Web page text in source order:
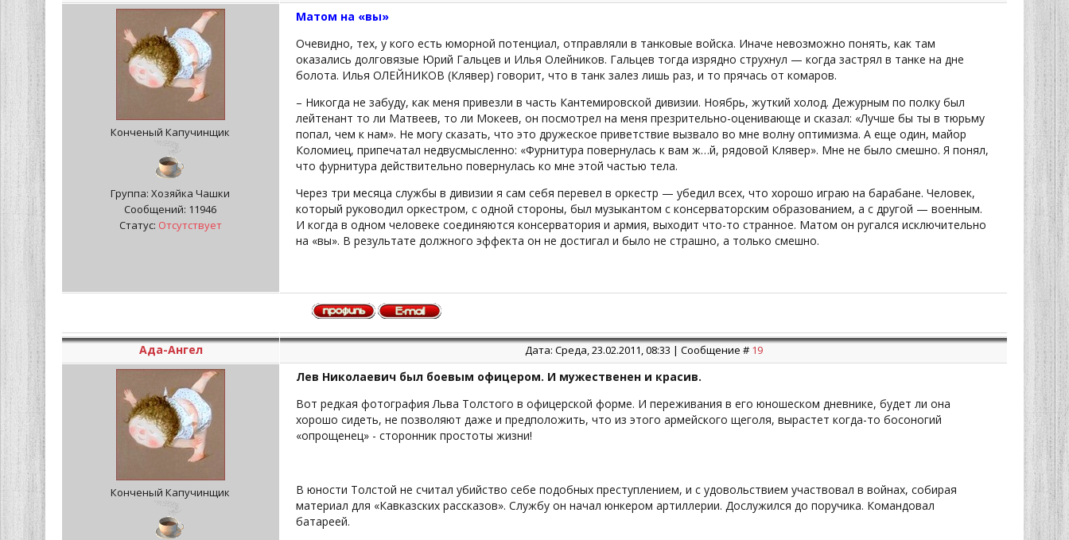
Конченый Капучинщик
Группа: Хозяйка Чашки
Сообщений: 11946
Статус: Отсутствует
Матом на «вы»
Очевидно, тех, у кого есть юморной потенциал, отправляли в танковые войска. Иначе невозможно понять, как там
оказались долговязые Юрий Гальцев и Илья Олейников. Гальцев тогда изрядно струхнул — когда застрял в танке на дне
болота. Илья ОЛЕЙНИКОВ (Клявер) говорит, что в танк залез лишь раз, и то прячась от комаров.
– Никогда не забуду, как меня привезли в часть Кантемировской дивизии. Ноябрь, жуткий холод. Дежурным по полку был
лейтенант то ли Матвеев, то ли Мокеев, он посмотрел на меня презрительно-оценивающе и сказал: «Лучше бы ты в тюрьму
попал, чем к нам». Не могу сказать, что это дружеское приветствие вызвало во мне волну оптимизма. А еще один, майор
Коломиец, припечатал недвусмысленно: «Фурнитура повернулась к вам ж…й, рядовой Клявер». Мне не было смешно. Я понял,
что фурнитура действительно повернулась ко мне этой частью тела.
Через три месяца службы в дивизии я сам себя перевел в оркестр — убедил всех, что хорошо играю на барабане. Человек,
который руководил оркестром, с одной стороны, был музыкантом с консерваторским образованием, а с другой — военным.
И когда в одном человеке соединяются консерватория и армия, выходит что-то странное. Матом он ругался исключительно
на «вы». В результате должного эффекта он не достигал и было не страшно, а только смешно.
Ада-Ангел Дата: Среда, 23.02.2011, 08:33 | Сообщение # 19
Конченый Капучинщик
Лев Николаевич был боевым офицером. И мужественен и красив.
Вот редкая фотография Льва Толстого в офицерской форме. И переживания в его юношеском дневнике, будет ли она
хорошо сидеть, не позволяют даже и предположить, что из этого армейского щеголя, вырастет когда-то босоногий
«опрощенец» - сторонник простоты жизни!
В юности Толстой не считал убийство себе подобных преступлением, и с удовольствием участвовал в войнах, собирая
материал для «Кавказских рассказов». Службу он начал юнкером артиллерии. Дослужился до поручика. Командовал
батареей.